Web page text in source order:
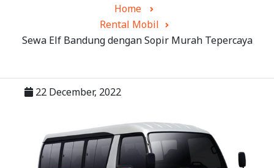
Home
Rental Mobil
Sewa Elf Bandung dengan Sopir Murah Tepercaya
22 December, 2022